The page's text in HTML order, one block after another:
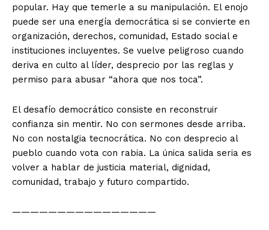
popular. Hay que temerle a su manipulación. El enojo
puede ser una energía democrática si se convierte en
organización, derechos, comunidad, Estado social e
instituciones incluyentes. Se vuelve peligroso cuando
deriva en culto al líder, desprecio por las reglas y
permiso para abusar “ahora que nos toca”.
El desafío democrático consiste en reconstruir
confianza sin mentir. No con sermones desde arriba.
No con nostalgia tecnocrática. No con desprecio al
pueblo cuando vota con rabia. La única salida seria es
volver a hablar de justicia material, dignidad,
comunidad, trabajo y futuro compartido.
————————————————